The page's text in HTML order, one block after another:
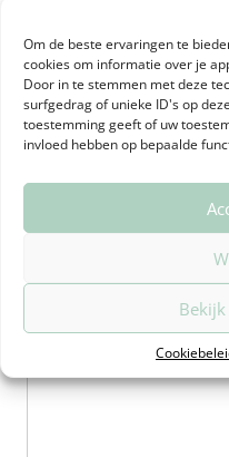
Om de beste ervaringen te
cookies om informatie over je
Door in te stemmen met deze
surfgedrag of unieke ID's op
toestemming geeft of uw
invloed hebben op bepaalde
Berichtnavigatie
←Blog: Klaar met ruzie in
familie
Je e-mailadres wordt niet
zijn gemarkeerd met*